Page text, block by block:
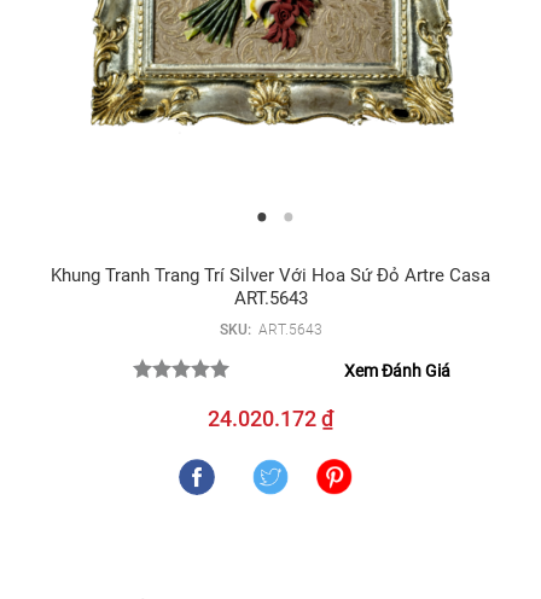
Khung Tranh Trang Trí Silver Với Hoa Sứ Đỏ Artre Casa
ART.5643
SKU: ART.5643
Xem Đánh Giá
24.020.172 ₫